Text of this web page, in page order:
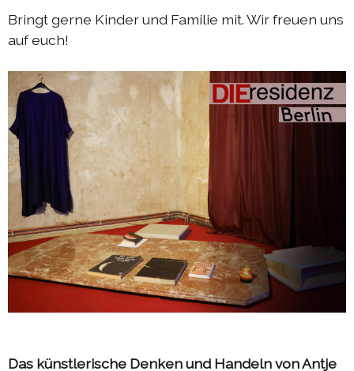
Bringt gerne Kinder und Familie mit. Wir freuen uns
auf euch!
Das künstlerische Denken und Handeln von Antje